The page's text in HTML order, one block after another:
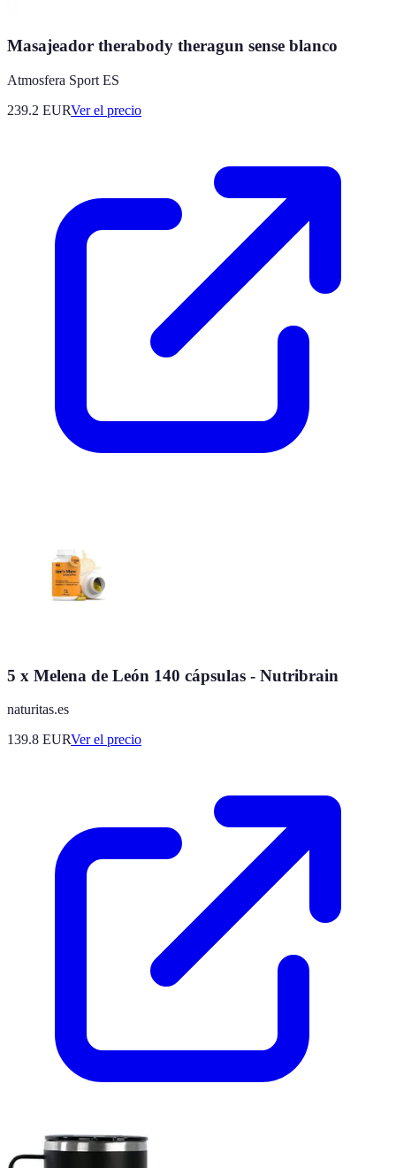
Masajeador therabody theragun sense blanco
Atmosfera Sport ES
239.2 EURVer el precio
5 x Melena de León 140 cápsulas - Nutribrain
naturitas.es
139.8 EURVer el precio